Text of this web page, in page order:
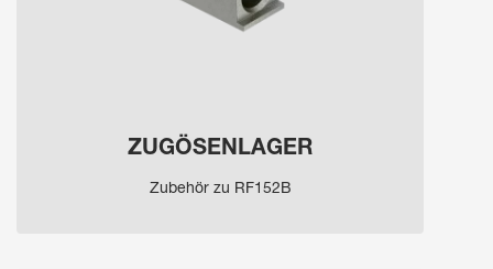
ZUGÖSENLAGER
Zubehör zu RF152B